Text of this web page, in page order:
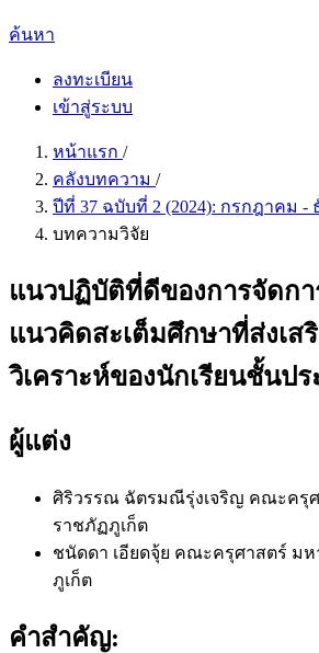
ค้นหา
ลงทะเบียน
เข้าสู่ระบบ
หน้าแรก /
คลังบทความ /
ปีที่ 37 ฉบับที่ 2 (2024): กรกฎาคม -
บทความวิจัย
แนวปฏิบัติที่ดีของการจัดกา
แนวคิดสะเต็มศึกษาที่ส่งเส
วิเคราะห์ของนักเรียนชั้นป
ผู้แต่ง
ศิริวรรณ ฉัตรมณีรุ่งเจริญ คณะครุ
ราชภัฏภูเก็ต
ชนัดดา เอียดจุ้ย คณะครุศาสตร์ มห
ภูเก็ต
คำสำคัญ: